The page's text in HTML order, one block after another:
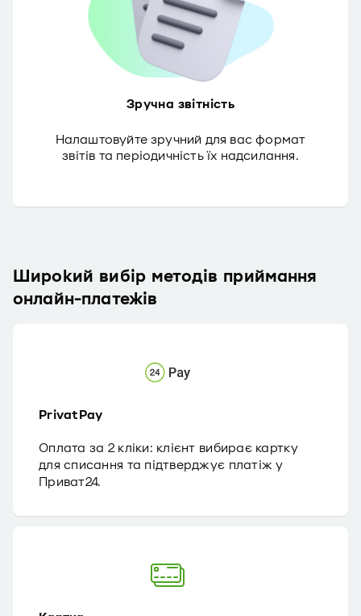
Зручна звітність
Налаштовуйте зручний для вас формат
звітів та періодичність їх надсилання.
Широкий вибір методів приймання
онлайн-платежів
PrivatPay
Оплата за 2 кліки: клієнт вибирає картку
для списання та підтверджує платіж у
Приват24.